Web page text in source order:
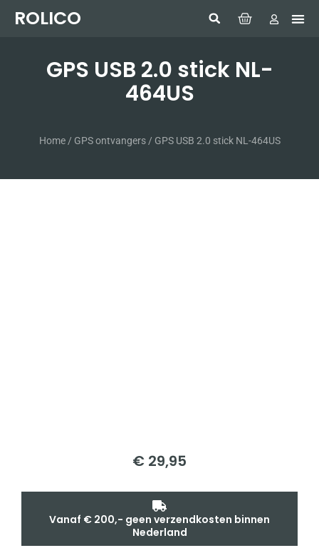
ROLICO
GPS USB 2.0 stick NL-
464US
Home/ GPS ontvangers/ GPS USB 2.0 stick NL-464US
€ 29,95
Vanaf € 200,- geen verzendkosten binnen
Nederland